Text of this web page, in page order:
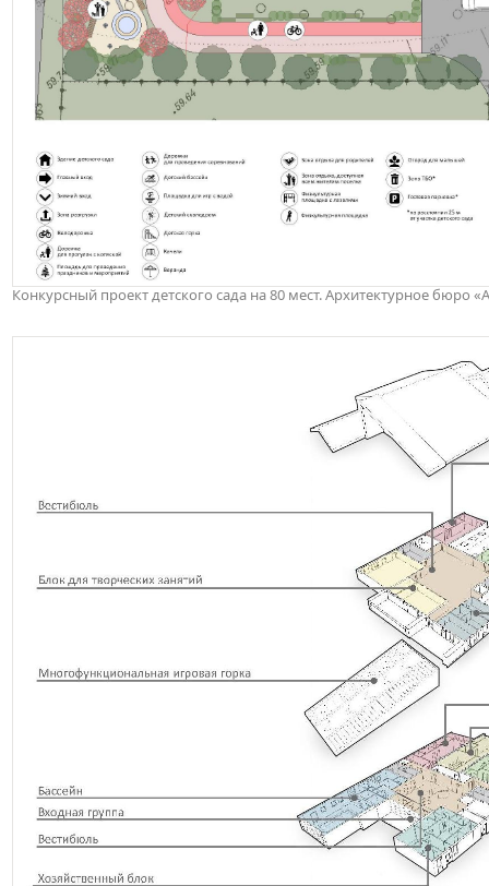
Конкурсный проект детского сада на 80 мест. Архитектурное бюро